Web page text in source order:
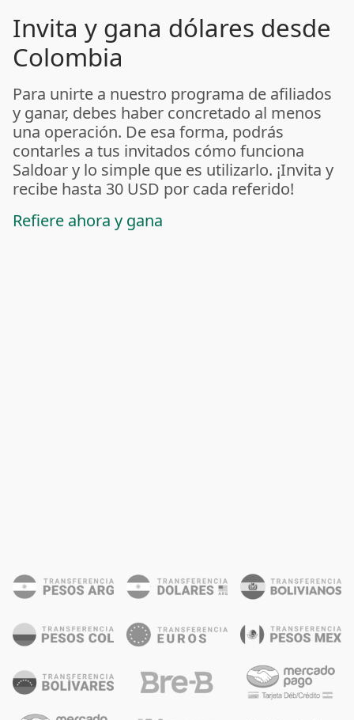
Invita y gana dólares desde
Colombia
Para unirte a nuestro programa de afiliados
y ganar, debes haber concretado al menos
una operación. De esa forma, podrás
contarles a tus invitados cómo funciona
Saldoar y lo simple que es utilizarlo. ¡Invita y
recibe hasta 30 USD por cada referido!
Refiere ahora y gana